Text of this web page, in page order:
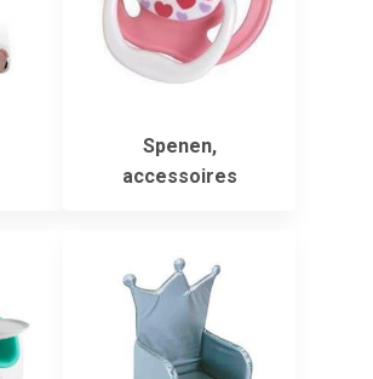
Spenen,
accessoires